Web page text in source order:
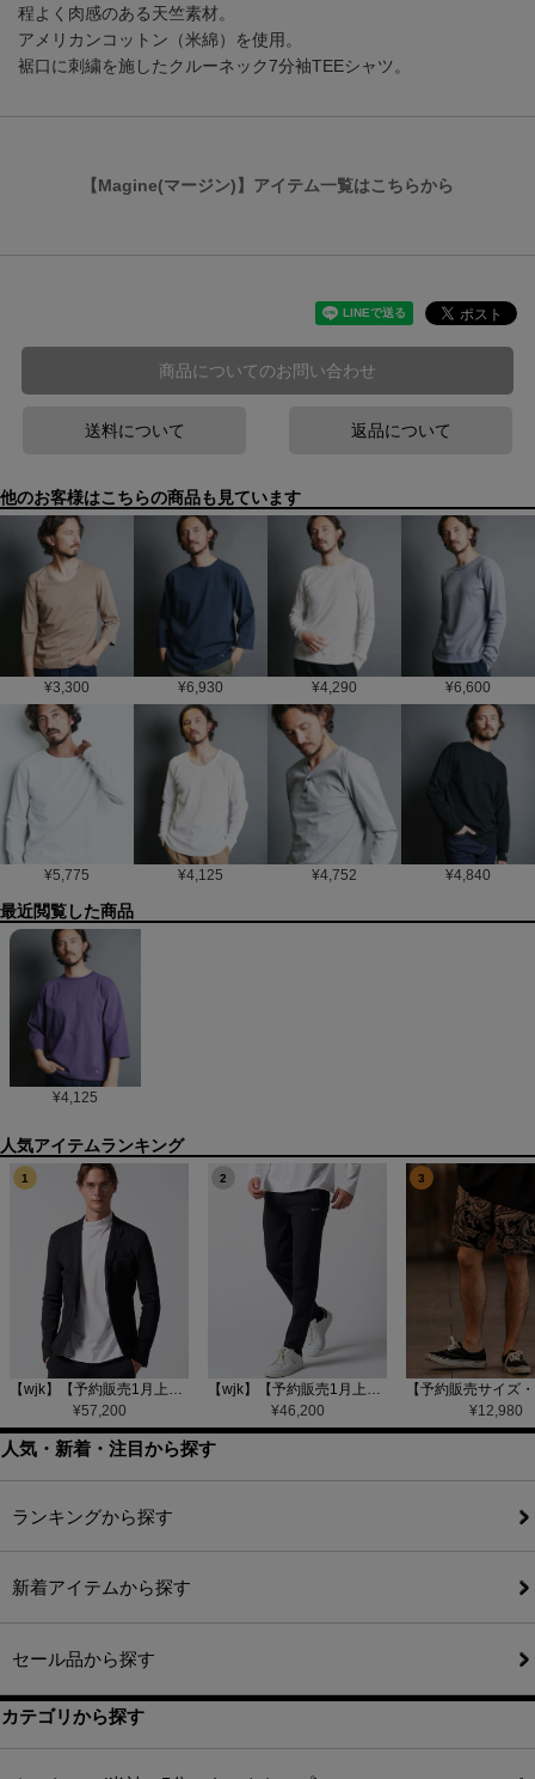
程よく肉感のある天竺素材。
アメリカンコットン（米綿）を使用。
裾口に刺繍を施したクルーネック7分袖TEEシャツ。
【Magine(マージン)】アイテム一覧はこちらから
商品についてのお問い合わせ
送料について 返品について
他のお客様はこちらの商品も見ています
¥3,300 ¥6,930 ¥4,290 ¥6,600
¥5,775 ¥4,125 ¥4,752 ¥4,840
最近閲覧した商品
¥4,125
1
【wjk】【予約販売1月上旬～中旬入荷】function knit jacket(jacquard check) ニットジャケット(207 mw08j)
¥57,200
2
【wjk】【予約販売1月上旬～中旬入荷】function knit easy slacks(jacquard check) ニットイージーパンツ(504 mw08j)
¥46,200
3
¥12,980
人気・新着・注目から探す
ランキングから探す
新着アイテムから探す
セール品から探す
カテゴリから探す